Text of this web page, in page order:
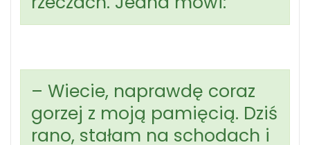
– Wiecie, naprawdę coraz
gorzej z moją pamięcią. Dziś
rano, stałam na schodach i